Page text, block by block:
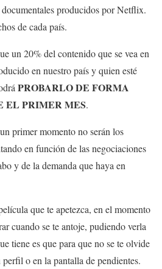
producidos por Netflix.
de cada país.
un 20% del contenido que se vea en
en nuestro país y quien esté
PROBARLO DE FORMA
EL PRIMER MES.
primer momento no serán los
en función de las negociaciones
y de la demanda que haya en
que te apetezca, en el momento
cuando se te antoje, pudiendo verla
tiene es que para que no se te olvide
o en la pantalla de pendientes.